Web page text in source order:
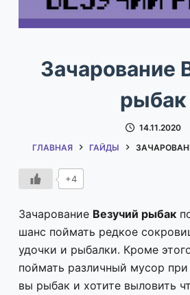
Зачарование
рыбак
14.11.2020
ГЛАВНАЯ
ГАЙДЫ
+4
Зачарование Везучий рыбак
шанс поймать редкое
удочки и рыбалки. Кроме
поймать различный мусор
вы рыбак и хотите выловить